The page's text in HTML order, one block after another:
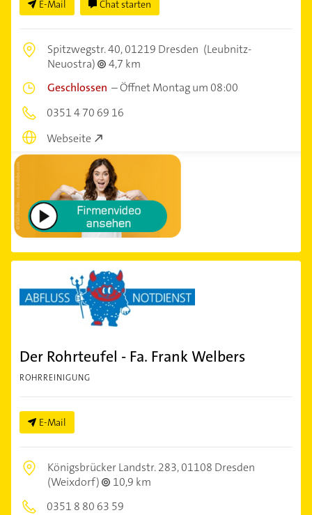
E-Mail Chat starten
Spitzwegstr. 40,01219 Dresden (Leubnitz-
Neuostra)
4,7 km
Geschlossen –Öffnet Montag um 08:00
0351 4 70 69 16
Webseite
Der Rohrteufel - Fa. Frank Welbers
ROHRREINIGUNG
E-Mail
Königsbrücker Landstr. 283,01108 Dresden
(Weixdorf)
10,9 km
0351 8 80 63 59